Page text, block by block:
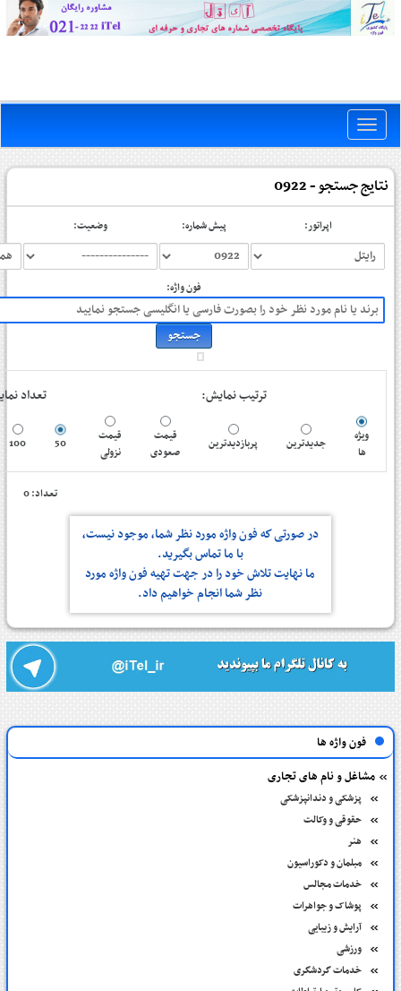
Toggle
نتایج جستجو - 0922
اپراتور: پیش شماره: وضعیت:
فون واژه:
ترتیب نمایش: تعداد
ویژه
ها
جدیدترین پربازدیدترین
قیمت
صعودی
قیمت
نزولی
50
100
تعداد: 0
در صورتی كه فون واژه مورد نظر شما، موجود نیست،
با ما تماس بگیرید.
ما نهایت تلاش خود را در جهت تهیه فون واژه مورد
نظر شما انجام خواهیم داد.
فون واژه ها
مشاغل و نام های تجاری
پزشکی و دندانپزشکی
حقوقی و وکالت
هنر
مبلمان و دکوراسیون
خدمات مجالس
پوشاک و جواهرات
آرایش و زیبایی
ورزشی
خدمات گردشگری